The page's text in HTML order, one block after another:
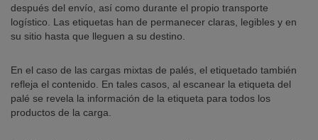
después del envío, así como durante el propio transporte
logístico. Las etiquetas han de permanecer claras, legibles y en
su sitio hasta que lleguen a su destino.
En el caso de las cargas mixtas de palés, el etiquetado también
refleja el contenido. En tales casos, al escanear la etiqueta del
palé se revela la información de la etiqueta para todos los
productos de la carga.